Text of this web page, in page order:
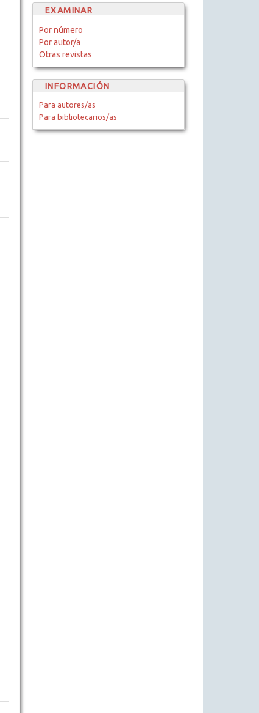
EXAMINAR
Por número
Por autor/a
Otras revistas
INFORMACIÓN
Para autores/as
Para bibliotecarios/as